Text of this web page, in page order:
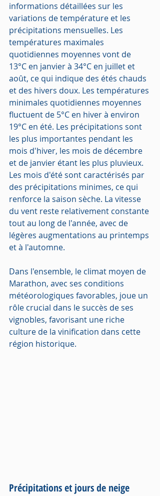
informations détaillées sur les
variations de température et les
précipitations mensuelles. Les
températures maximales
quotidiennes moyennes vont de
13°C en janvier à 34°C en juillet et
août, ce qui indique des étés chauds
et des hivers doux. Les températures
minimales quotidiennes moyennes
fluctuent de 5°C en hiver à environ
19°C en été. Les précipitations sont
les plus importantes pendant les
mois d'hiver, les mois de décembre
et de janvier étant les plus pluvieux.
Les mois d'été sont caractérisés par
des précipitations minimes, ce qui
renforce la saison sèche. La vitesse
du vent reste relativement constante
tout au long de l'année, avec de
légères augmentations au printemps
et à l'automne.
Dans l'ensemble, le climat moyen de
Marathon, avec ses conditions
météorologiques favorables, joue un
rôle crucial dans le succès de ses
vignobles, favorisant une riche
culture de la vinification dans cette
région historique.
Précipitations et jours de neige